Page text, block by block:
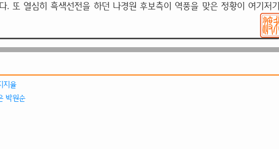
. 또 열심히 흑색선전을 하던 나경원 후보측이 역풍을 맞은 정황이 여기저기
지율
박원순